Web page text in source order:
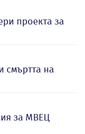
проекта за
смъртта на
за МВЕЦ